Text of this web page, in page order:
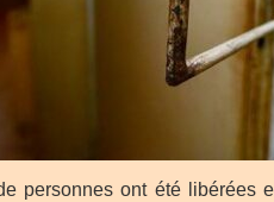
personnes ont été libérées